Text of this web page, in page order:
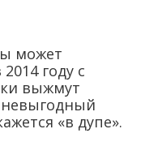
может
году с
выжмут
«в дупе».